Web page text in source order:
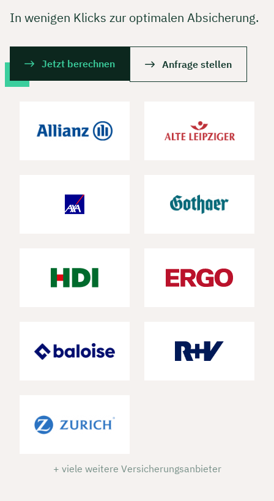
In wenigen Klicks zur optimalen Absicherung.
Jetzt berechnen Anfrage stellen
+ viele weitere Versicherungsanbieter